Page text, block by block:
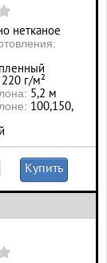
нетканое
220 г/м²
5,2 м
100, 150,
Купить